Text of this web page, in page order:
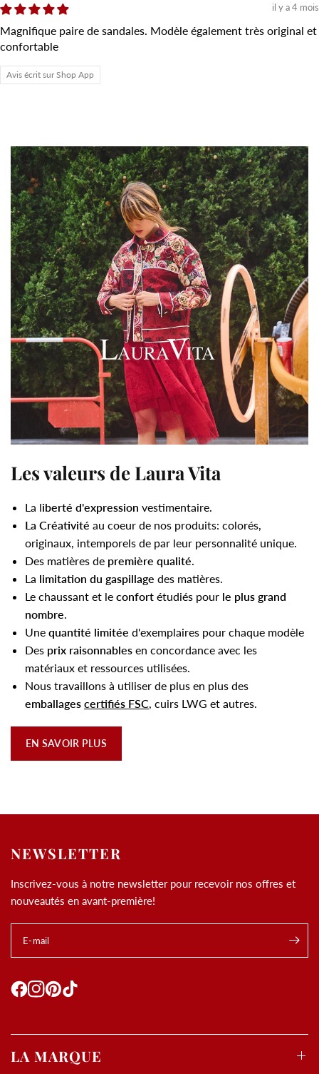
il y a 4 mois
Magnifique paire de sandales. Modèle également très original et
confortable
Avis écrit sur Shop App
Les valeurs de Laura Vita
La liberté d'expression vestimentaire.
La Créativité au coeur de nos produits: colorés,
originaux, intemporels de par leur personnalité unique.
Des matières de première qualité.
La limitation du gaspillage des matières.
Le chaussant et le confort étudiés pour le plus grand
nombre.
Une quantité limitée d'exemplaires pour chaque modèle
Des prix raisonnables en concordance avec les
matériaux et ressources utilisées.
Nous travaillons à utiliser de plus en plus des
emballages certifiés FSC, cuirs LWG et autres.
EN SAVOIR PLUS
NEWSLETTER
Inscrivez-vous à notre newsletter pour recevoir nos offres et
nouveautés en avant-première!
E-mail
LA MARQUE